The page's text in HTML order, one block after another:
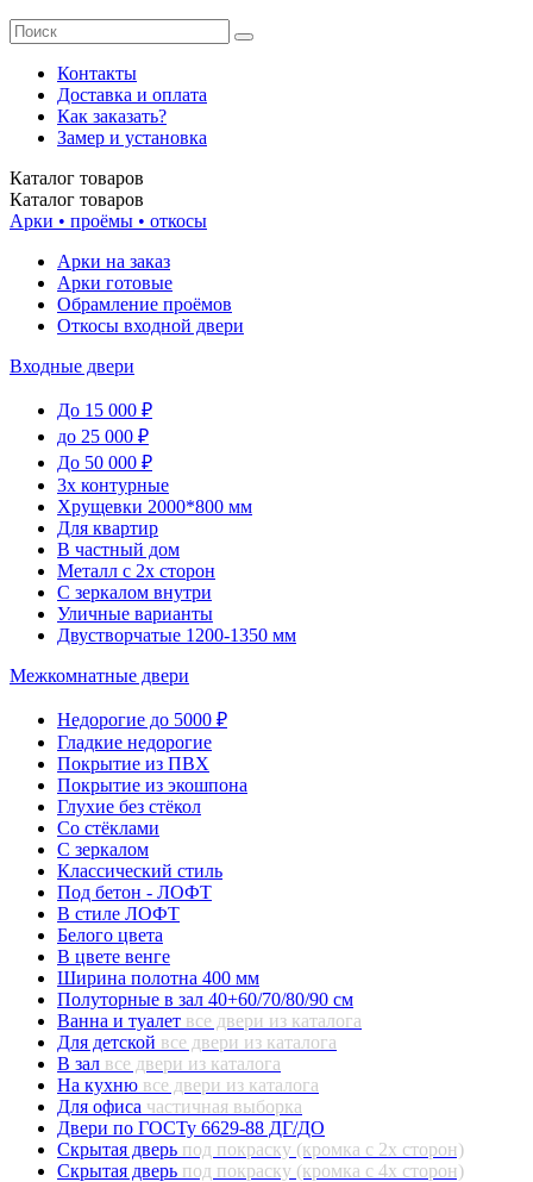
Контакты
Доставка и оплата
Как заказать?
Замер и установка
Каталог товаров
Каталог товаров
Арки • проёмы • откосы
Арки на заказ
Арки готовые
Обрамление проёмов
Откосы входной двери
Входные двери
До 15 000 ₽
до 25 000 ₽
До 50 000 ₽
3х контурные
Хрущевки 2000*800 мм
Для квартир
В частный дом
Металл с 2х сторон
С зеркалом внутри
Уличные варианты
Двустворчатые 1200-1350 мм
Межкомнатные двери
Недорогие до 5000 ₽
Гладкие недорогие
Покрытие из ПВХ
Покрытие из экошпона
Глухие без стёкол
Со стёклами
С зеркалом
Классический стиль
Под бетон - ЛОФТ
В стиле ЛОФТ
Белого цвета
В цвете венге
Ширина полотна 400 мм
Полуторные в зал 40+60/70/80/90 см
Ванна и туалет все двери из каталога
Для детской все двери из каталога
В зал все двери из каталога
На кухню все двери из каталога
Для офиса частичная выборка
Двери по ГОСТу 6629-88 ДГ/ДО
Скрытая дверь под покраску (кромка с 2х сторон)
Скрытая дверь под покраску (кромка с 4х сторон)